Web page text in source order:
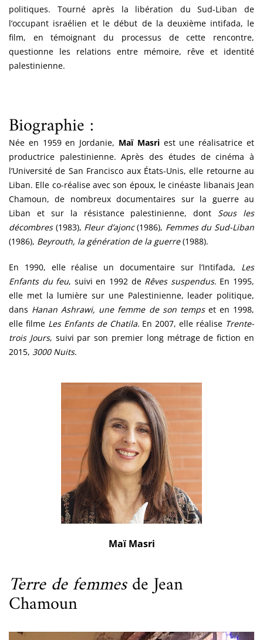
politiques. Tourné après la libération du Sud-Liban de
l’occupant israélien et le début de la deuxième intifada, le
film, en témoignant du processus de cette rencontre,
questionne les relations entre mémoire, rêve et identité
palestinienne.
Biographie :
Née en 1959 en Jordanie, Maï Masriest une réalisatrice et
productrice palestinienne. Après des études de cinéma à
l’Université de San Francisco aux États-Unis, elle retourne au
Liban. Elle co-réalise avec son époux, le cinéaste libanais Jean
Chamoun, de nombreux documentaires sur la guerre au
Liban et sur la résistance palestinienne, dont Sous les
décombres(1983), Fleur d’ajonc(1986), Femmes du Sud-Liban
(1986), Beyrouth, la génération de la guerre(1988).
En 1990, elle réalise un documentaire sur l’Intifada, Les
Enfants du feu, suivi en 1992 de Rêves suspendus. En 1995,
elle met la lumière sur une Palestinienne, leader politique,
dans Hanan Ashrawi, une femme de son tempset en 1998,
elle filme Les Enfants de Chatila. En 2007, elle réalise Trente-
trois Jours, suivi par son premier long métrage de fiction en
2015, 3000 Nuits.
Maï Masri
Terre de femmesde Jean
Chamoun